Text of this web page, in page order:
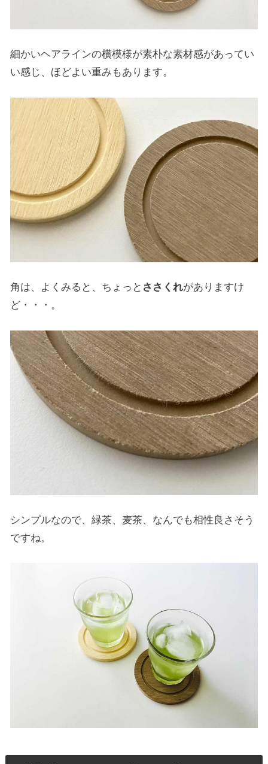
細かいヘアラインの横模様が素朴な素材感があってい
い感じ、ほどよい重みもあります。
角は、よくみると、ちょっと ささくれがありますけ
ど・・・。
シンプルなので、緑茶、麦茶、なんでも相性良さそう
ですね。